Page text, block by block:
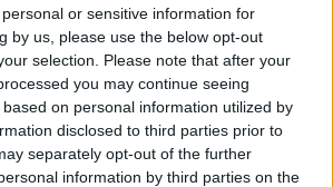
or sensitive information for
by us, please use the below opt-out
selection. Please note that after your
you may continue seeing
on personal information utilized by
disclosed to third parties prior to
separately opt-out of the further
information by third parties on the
érdemes nekifogni a saját
hogy az evőeszköznek
fiókban a helye? :) Imádom ezt a
megoldást!